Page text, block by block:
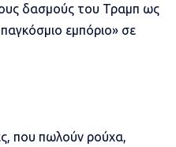
δασμούς του Τραμπ ως
εμπόριο» σε
που πωλούν ρούχα,